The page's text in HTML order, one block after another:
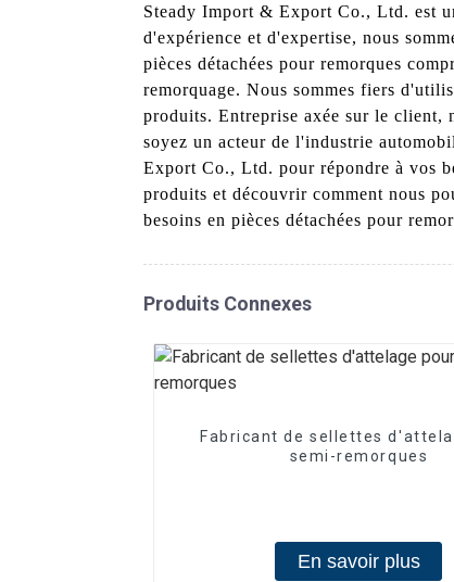
Steady Import & Export Co., Ltd. est
d'expérience et d'expertise, nous
pièces détachées pour remorques
remorquage. Nous sommes fiers
produits. Entreprise axée sur le client,
soyez un acteur de l'industrie
Export Co., Ltd. pour répondre à vos
produits et découvrir comment nous
besoins en pièces détachées pour
Produits Connexes
Fabricant de sellettes
semi-remorques
En savoir plus